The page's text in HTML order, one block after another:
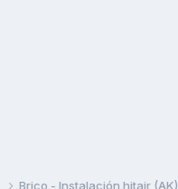
Brico - Instalación hitair (AK)